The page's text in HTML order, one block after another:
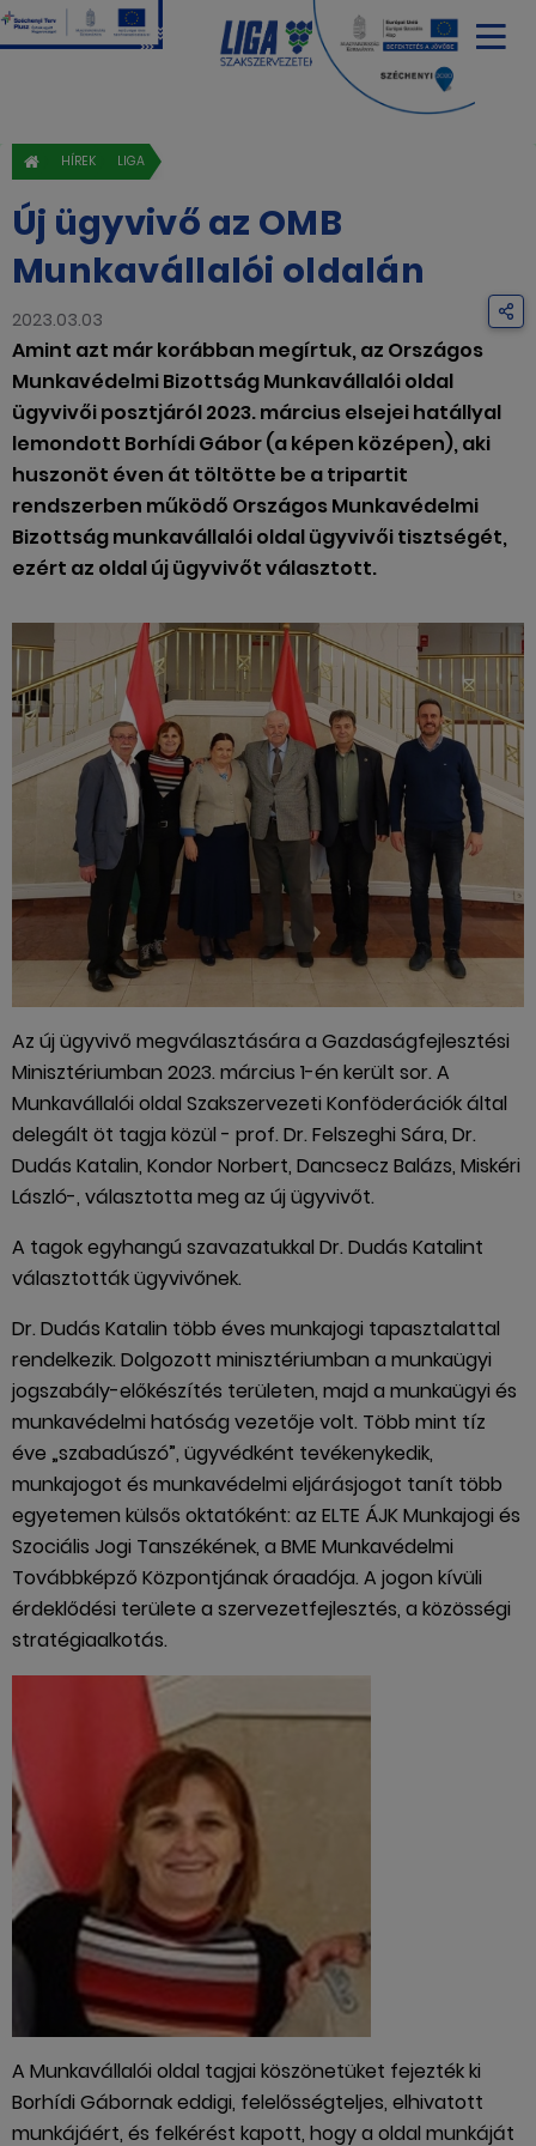
HÍREK LIGA
Új ügyvivő az OMB
Munkavállalói oldalán
2023.03.03
Amint azt már korábban megírtuk, az Országos
Munkavédelmi Bizottság Munkavállalói oldal
ügyvivői posztjáról 2023. március elsejei hatállyal
lemondott Borhídi Gábor (a képen középen), aki
huszonöt éven át töltötte be a tripartit
rendszerben működő Országos Munkavédelmi
Bizottság munkavállalói oldal ügyvivői tisztségét,
ezért az oldal új ügyvivőt választott.
Az új ügyvivő megválasztására a Gazdaságfejlesztési
Minisztériumban 2023. március 1-én került sor. A
Munkavállalói oldal Szakszervezeti Konföderációk által
delegált öt tagja közül - prof. Dr. Felszeghi Sára, Dr.
Dudás Katalin, Kondor Norbert, Dancsecz Balázs, Miskéri
László-, választotta meg az új ügyvivőt.
A tagok egyhangú szavazatukkal Dr. Dudás Katalint
választották ügyvivőnek.
Dr. Dudás Katalin több éves munkajogi tapasztalattal
rendelkezik. Dolgozott minisztériumban a munkaügyi
jogszabály-előkészítés területen, majd a munkaügyi és
munkavédelmi hatóság vezetője volt. Több mint tíz
éve „szabadúszó”, ügyvédként tevékenykedik,
munkajogot és munkavédelmi eljárásjogot tanít több
egyetemen külsős oktatóként: az ELTE ÁJK Munkajogi és
Szociális Jogi Tanszékének, a BME Munkavédelmi
Továbbképző Központjának óraadója. A jogon kívüli
érdeklődési területe a szervezetfejlesztés, a közösségi
stratégiaalkotás.
A Munkavállalói oldal tagjai köszönetüket fejezték ki
Borhídi Gábornak eddigi, felelősségteljes, elhivatott
munkájáért, és felkérést kapott, hogy a oldal munkáját